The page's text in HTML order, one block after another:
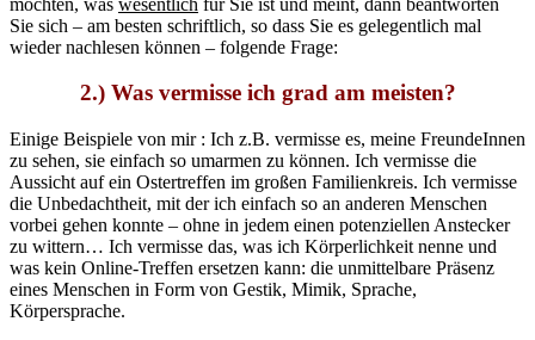
Sie sich – am besten schriftlich, so dass Sie es gelegentlich mal
wieder nachlesen können – folgende Frage:
2.) Was vermisse ich grad am meisten?
Einige Beispiele von mir : Ich z.B. vermisse es, meine FreundeInnen
zu sehen, sie einfach so umarmen zu können. Ich vermisse die
Aussicht auf ein Ostertreffen im großen Familienkreis. Ich vermisse
die Unbedachtheit, mit der ich einfach so an anderen Menschen
vorbei gehen konnte – ohne in jedem einen potenziellen Anstecker
zu wittern… Ich vermisse das, was ich Körperlichkeit nenne und
was kein Online-Treffen ersetzen kann: die unmittelbare Präsenz
eines Menschen in Form von Gestik, Mimik, Sprache,
Körpersprache.